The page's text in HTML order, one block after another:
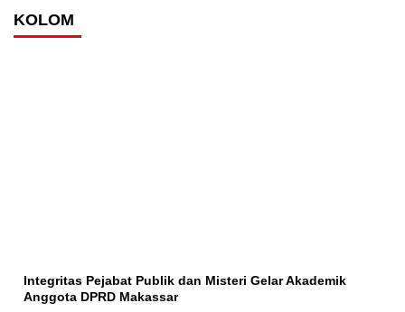
KOLOM
Integritas Pejabat Publik dan Misteri Gelar Akademik
Anggota DPRD Makassar